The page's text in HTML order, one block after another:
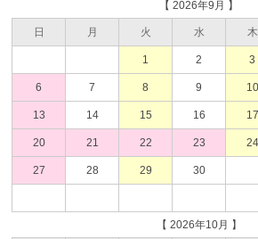
【 2026年9月 】
日 月 火 水 木
1 2 3
6 7 8 9 10
13 14 15 16 17
20 21 22 23 24
27 28 29 30
【 2026年10月 】